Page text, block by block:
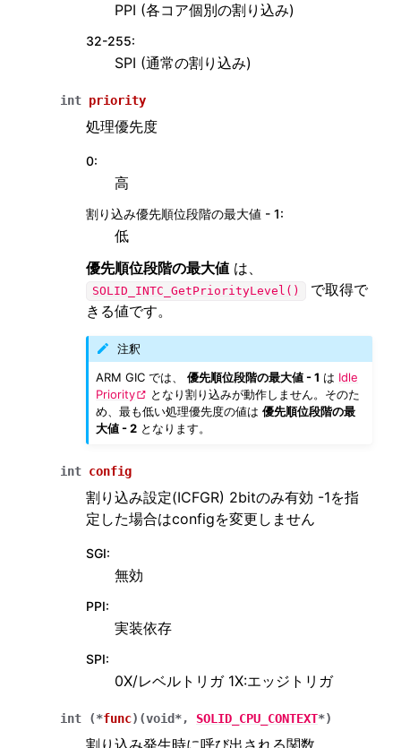
navigation of ファイルシステム
navigation of Kernel
navigation of ダイアグ/プロファイル機能実装用途向け API
navigation of SOLID-IDE
navigation of SOLID ツールチェーン
navigation of ベアメタル
navigation of シミュレータ
navigation of トラブルシューティング
navigation of Open Source Software used in SOLID
PPI (各コア個別の割り込み)
32-255:
SPI (通常の割り込み)
int priority
処理優先度
0:
高
割り込み優先順位段階の最大値 - 1:
低
優先順位段階の最大値 は、
SOLID_INTC_GetPriorityLevel()
で取得で
きる値です。
注釈
ARM GIC では、優先順位段階の最大値 - 1 は Idle
Priority
となり割り込みが動作しません。そのた
め、最も低い処理優先度の値は優先順位段階の最
大値 - 2 となります。
int config
割り込み設定(ICFGR) 2bitのみ有効 -1を指
定した場合はconfigを変更しません
SGI:
無効
PPI:
実装依存
SPI:
0X/レベルトリガ 1X:エッジトリガ
int (*func) (void*, SOLID_CPU_CONTEXT*)
割り込み発生時に呼び出される関数